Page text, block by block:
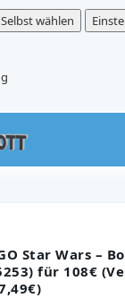
Selbst wählen
Star Wars –
für 108€